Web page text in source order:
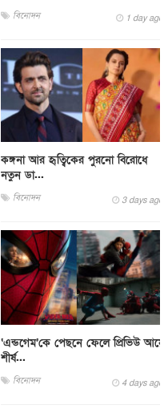
বিনোদন 1 day ago
কঙ্গনা আর হৃত্বিকের পুরনো বিরোধে
নতুন ডা...
বিনোদন 3 days ago
‘এন্ডগেম’কে পেছনে ফেলে প্রিভিউ আয়ে
শীর্ষ...
বিনোদন 4 days ago